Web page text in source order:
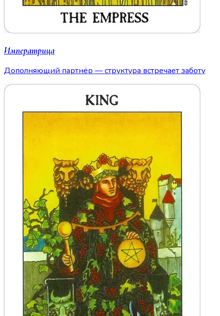
Императрица
Дополняющий партнёр — структура встречает заботу